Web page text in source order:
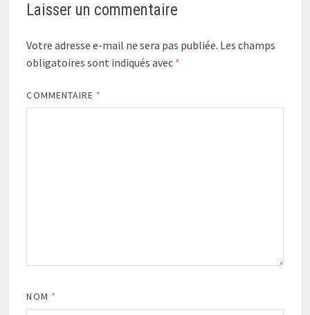
Laisser un commentaire
Votre adresse e-mail ne sera pas publiée. Les champs
obligatoires sont indiqués avec *
COMMENTAIRE *
NOM *